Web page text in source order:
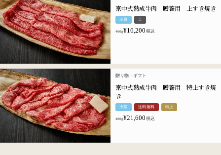
京中式熟成牛肉 贈答用 上すき焼き
冷蔵 上
400g¥16,200 税込
贈り物・ギフト
京中式熟成牛肉 贈答用 特上すき焼
き
冷蔵 送料無料 特上
400g¥21,600 税込